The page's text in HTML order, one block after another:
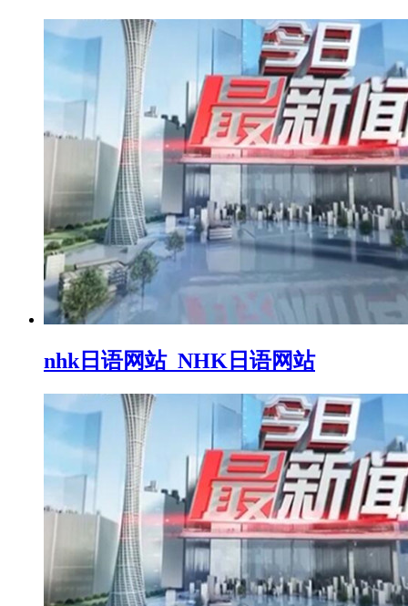
nhk日语网站_NHK日语网站